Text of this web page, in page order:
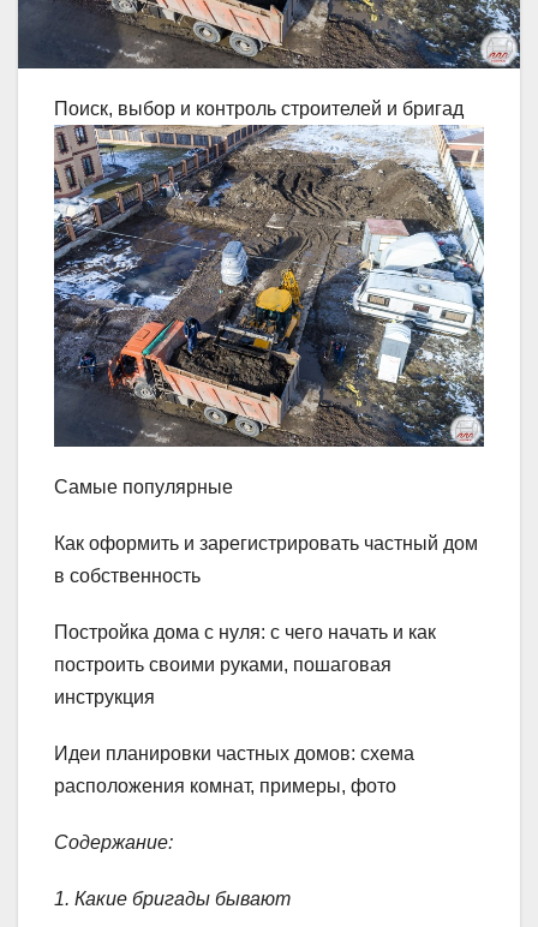
Поиск, выбор и контроль строителей и бригад
Самые популярные
Как оформить и зарегистрировать частный дом
в собственность
Постройка дома с нуля: с чего начать и как
построить своими руками, пошаговая
инструкция
Идеи планировки частных домов: схема
расположения комнат, примеры, фото
Содержание:
1. Какие бригады бывают